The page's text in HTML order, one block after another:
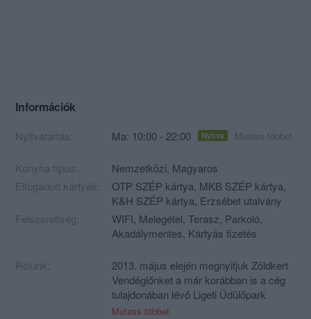
Információk
Nyitvatartás: Ma: 10:00 - 22:00 Nyitva Mutass többet
Konyha típus: Nemzetközi, Magyaros
Elfogadott kártyák:
OTP SZÉP kártya, MKB SZÉP kártya,
K&H SZÉP kártya, Erzsébet utalvány
Felszereltség:
WIFI, Melegétel, Terasz, Parkoló,
Akadálymentes, Kártyás fizetés
Rólunk:
2013. május elején megnyitjuk Zöldkert
Vendéglőnket a már korábban is a cég
tulajdonában lévő Ligeti Üdülőpark
területén. A régi személyzet nagy része
Mutass többet